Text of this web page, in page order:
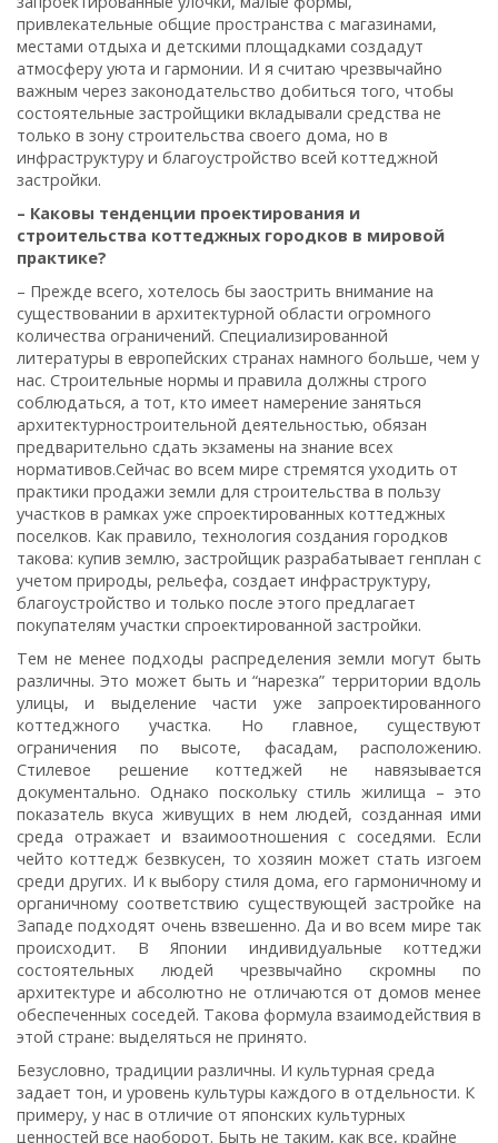
привлекательные общие пространства с магазинами,
местами отдыха и детскими площадками создадут
атмосферу уюта и гармонии. И я считаю чрезвычайно
важным через законодательство добиться того, чтобы
состоятельные застройщики вкладывали средства не
только в зону строительства своего дома, но в
инфраструктуру и благоустройство всей коттеджной
застройки.
– Каковы тенденции проектирования и
строительства коттеджных городков в мировой
практике?
– Прежде всего, хотелось бы заострить внимание на
существовании в архитектурной области огромного
количества ограничений. Специализированной
литературы в европейских странах намного больше, чем у
нас. Строительные нормы и правила должны строго
соблюдаться, а тот, кто имеет намерение заняться
архитектурностроительной деятельностью, обязан
предварительно сдать экзамены на знание всех
нормативов.Сейчас во всем мире стремятся уходить от
практики продажи земли для строительства в пользу
участков в рамках уже спроектированных коттеджных
поселков. Как правило, технология создания городков
такова: купив землю, застройщик разрабатывает генплан с
учетом природы, рельефа, создает инфраструктуру,
благоустройство и только после этого предлагает
покупателям участки спроектированной застройки.
Тем не менее подходы распределения земли могут быть
различны. Это может быть и “нарезка” территории вдоль
улицы, и выделение части уже запроектированного
коттеджного участка. Но главное, существуют
ограничения по высоте, фасадам, расположению.
Стилевое решение коттеджей не навязывается
документально. Однако поскольку стиль жилища – это
показатель вкуса живущих в нем людей, созданная ими
среда отражает и взаимоотношения с соседями. Если
чей­то коттедж безвкусен, то хозяин может стать изгоем
среди других. И к выбору стиля дома, его гармоничному и
органичному соответствию существующей застройке на
Западе подходят очень взвешенно. Да и во всем мире так
происходит. В Японии индивидуальные коттеджи
состоятельных людей чрезвычайно скромны по
архитектуре и абсолютно не отличаются от домов менее
обеспеченных соседей. Такова формула взаимодействия в
этой стране: выделяться не принято.
Безусловно, традиции различны. И культурная среда
задает тон, и уровень культуры каждого в отдельности. К
примеру, у нас в отличие от японских культурных
ценностей все наоборот. Быть не таким, как все, крайне